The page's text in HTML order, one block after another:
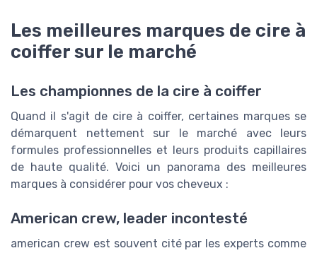
Les meilleures marques de cire à
coiffer sur le marché
Les championnes de la cire à coiffer
Quand il s'agit de cire à coiffer, certaines marques se
démarquent nettement sur le marché avec leurs
formules professionnelles et leurs produits capillaires
de haute qualité. Voici un panorama des meilleures
marques à considérer pour vos cheveux :
American crew, leader incontesté
american crew est souvent cité par les experts comme